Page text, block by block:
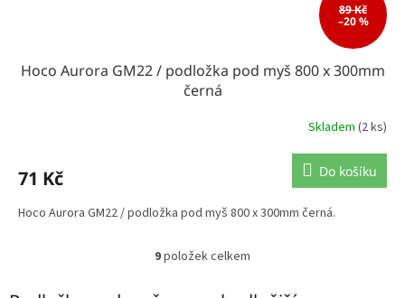
89 Kč
–20 %
Hoco Aurora GM22 / podložka pod myš 800 x 300mm
černá
Skladem (2 ks)
71 Kč Do košíku
Hoco Aurora GM22 / podložka pod myš 800 x 300mm černá.
O
9položek celkem